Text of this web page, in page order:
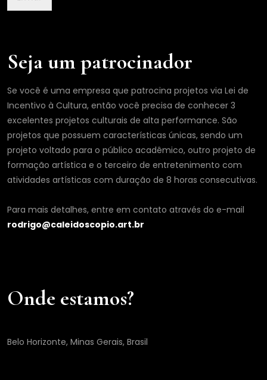
e
Seja um patrocinador
Se você é uma empresa que patrocina projetos via Lei de
Incentivo à Cultura, então você precisa de conhecer 3
excelentes projetos culturais de alta performance. São
projetos que possuem características únicas, sendo um
projeto voltado para o público acadêmico, outro projeto de
formação artística e o terceiro de entretenimento com
atividades artísticas com duração de 8 horas consecutivas.
Para mais detalhes, entre em contato através do e-mail
rodrigo@caleidoscopio.art.br
Onde estamos?
Belo Horizonte, Minas Gerais, Brasil